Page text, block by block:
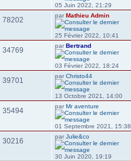
05 Juin 2022, 21:29
78202
par Mathieu Admin
25 Février 2022, 10:41
34769
par Bertrand
03 Février 2022, 18:24
39701
par Christo44
13 Octobre 2021, 14:00
35494
par Mr aventure
01 Septembre 2021, 15:38
30216
par Julie&co
30 Juin 2020, 19:19